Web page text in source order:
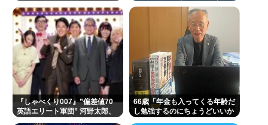
『しゃべくり007』”偏差値70
英語エリート軍団” 河野太郎、
66歳「年金も入ってくる年齢だ
し勉強するのにちょうどいいか